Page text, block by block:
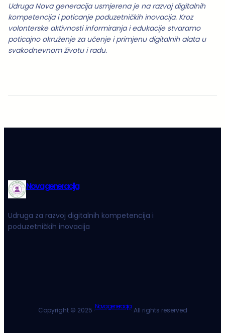
Udruga Nova generacija usmjerena je na razvoj digitalnih
kompetencija i poticanje poduzetničkih inovacija. Kroz
volonterske aktivnosti informiranja i edukacije stvaramo
poticajno okruženje za učenje i primjenu digitalnih alata u
svakodnevnom životu i radu.
Nova generacija
Udruga za razvoj digitalnih kompetencija i
poduzetničkih inovacija
Copyright © 2025 ·Nova generacija· All rights reserved